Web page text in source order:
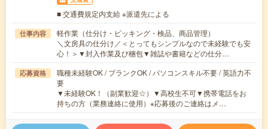
■ 交通費規定内支給 ※派遣先による
仕事内容
軽作業（仕分け・ピッキング・検品、商品管理）
＼文房具の仕分け／＜とってもシンプルなので未経験でも安
心！＞▼封入作業及び梱包▼雑誌や書籍などの仕分…
応募資格
職種未経験OK / ブランクOK / パソコンスキル不要 / 英語力不
要
▼未経験OK！（副業歓迎☆）▼高校生不可▼携帯電話をお
持ちの方（業務連絡に使用）※応募後のご連絡はメ…